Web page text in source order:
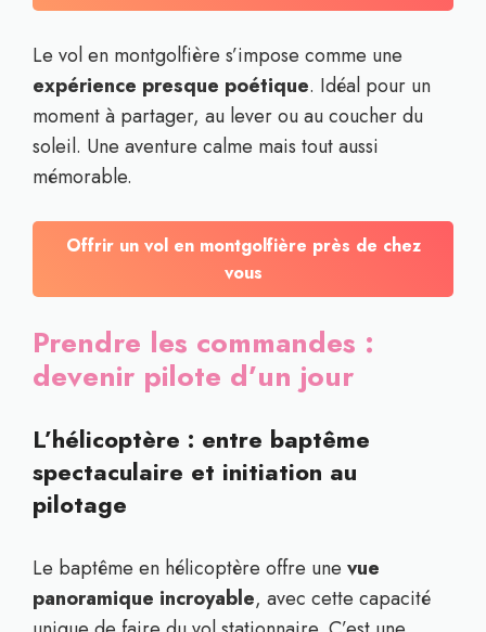
Le vol en montgolfière s’impose comme une
expérience presque poétique. Idéal pour un
moment à partager, au lever ou au coucher du
soleil. Une aventure calme mais tout aussi
mémorable.
Offrir un vol en montgolfière près de chez
vous
Prendre les commandes :
devenir pilote d’un jour
L’hélicoptère : entre baptême
spectaculaire et initiation au
pilotage
Le baptême en hélicoptère offre une vue
panoramique incroyable, avec cette capacité